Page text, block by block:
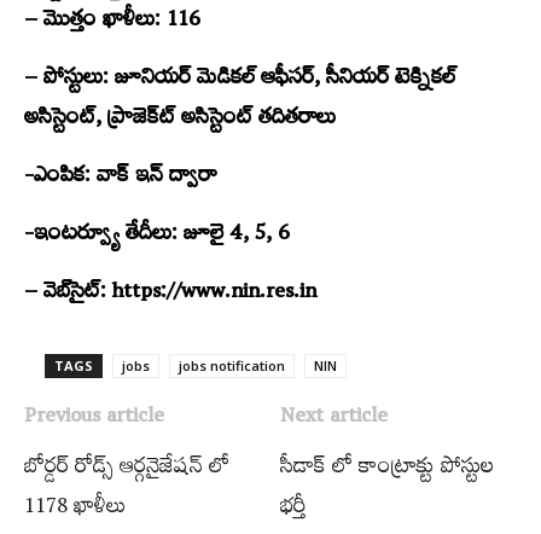
– మొత్తం ఖాళీలు: 116
– పోస్టులు: జూనియర్‌ మెడికల్‌ ఆఫీసర్‌, సీనియర్‌ టెక్నికల్‌
అసిస్టెంట్‌,ప్రాజెక్ట్‍ అసిస్టెంట్‌ తదితరాలు
-ఎంపిక: వాక్‌ ఇన్‌ ద్వారా
-ఇంటర్వ్యూ తేదీలు: జూలై 4, 5, 6
– వెబ్‌సైట్‌: https://www.nin.res.in
TAGS jobs jobs notification NIN
Previous article
బోర్డర్‌ రోడ్స్​‍ ఆర్గనైజేషన్‌ లో
1178 ఖాళీలు
Next article
సీడాక్‌ లో కాంట్రాక్టు పోస్టుల
భర్తీ